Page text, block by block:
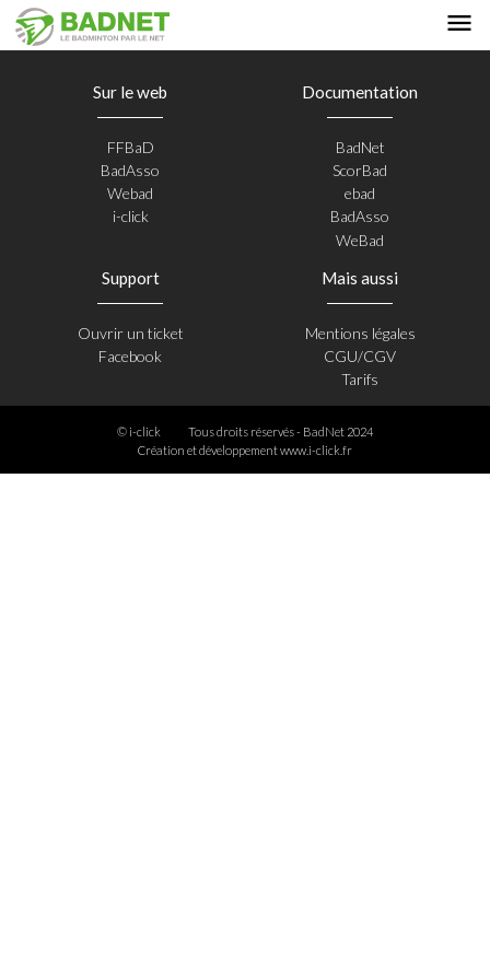
Sur le web
FFBaD
BadAsso
Webad
i-click
Documentation
BadNet
ScorBad
ebad
BadAsso
WeBad
Support
Ouvrir un ticket
Facebook
Mais aussi
Mentions légales
CGU/CGV
Tarifs
© i-click
Tous droits réservés - BadNet 2024
Création et développementwww.i-click.fr